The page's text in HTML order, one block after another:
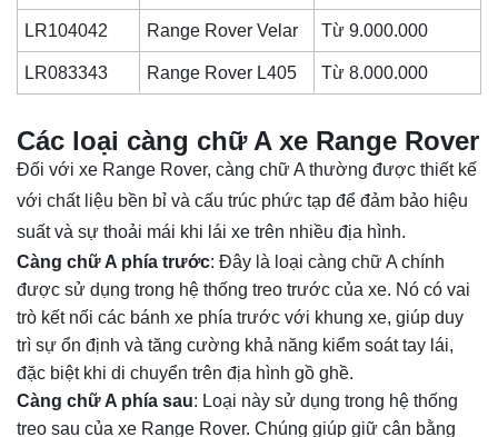
LR104042 Range Rover Velar Từ 9.000.000
LR083343 Range Rover L405 Từ 8.000.000
Các loại càng chữ A xe Range Rover
Đối với xe Range Rover, càng chữ A thường được thiết kế
với chất liệu bền bỉ và cấu trúc phức tạp để đảm bảo hiệu
suất và sự thoải mái khi lái xe trên nhiều địa hình.
Càng chữ A phía trước: Đây là loại càng chữ A chính
được sử dụng trong hệ thống treo trước của xe. Nó có vai
trò kết nối các bánh xe phía trước với khung xe, giúp duy
trì sự ổn định và tăng cường khả năng kiểm soát tay lái,
đặc biệt khi di chuyển trên địa hình gồ ghề.
Càng chữ A phía sau: Loại này sử dụng trong hệ thống
treo sau của xe Range Rover. Chúng giúp giữ cân bằng